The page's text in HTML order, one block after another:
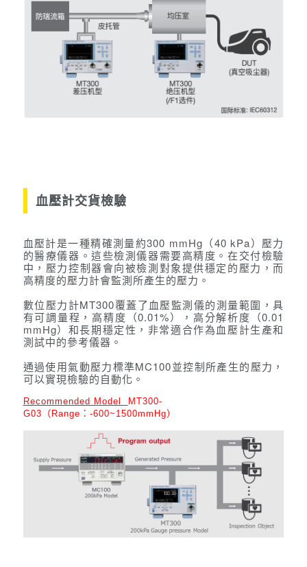
血壓計交貨檢驗
血壓計是一種精確測量約300 mmHg（40 kPa）壓力
的醫療儀器。這些檢測儀器需要高精度。在交付檢驗
中，壓力控制器會向被檢測對象提供穩定的壓力，而
高精度的壓力計會監測所產生的壓力。
數位壓力計MT300覆蓋了血壓監測儀的測量範圍，具
有可調量程，高精度（0.01%），高分解析度（0.01
mmHg）和長期穩定性，非常適合作為血壓計生產和
測試中的參考儀器。
通過使用氣動壓力標準MC100並控制所產生的壓力，
可以實現檢驗的自動化。
Recommended Model
MT300-
G03 （ Range ： -600~1500mmHg）